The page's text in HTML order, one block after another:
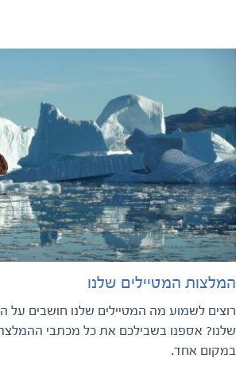
המלצות המטיילים שלנו
רוצים לשמוע מה המטיילים שלנו חושבים על
שלנו? אספנו בשבילכם את כל מכתבי
במקום אחד.